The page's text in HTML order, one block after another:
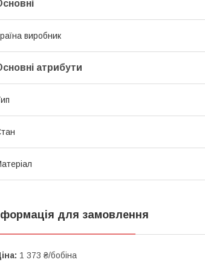
виробник
атрибути
для замовлення
1 373 ₴/бобіна